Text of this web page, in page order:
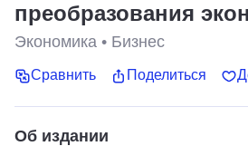
преобразования
Экономика • Бизнес
Сравнить Поделиться
Об издании